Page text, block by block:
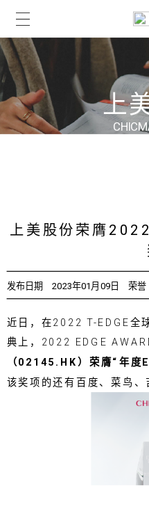
上
上美股份荣膺
发布日期 2023年01月09日 荣誉
近日，在2022 T-EDGE全
典上，2022 EDGE
（02145.HK）荣膺“年度
该奖项的还有百度、菜鸟、